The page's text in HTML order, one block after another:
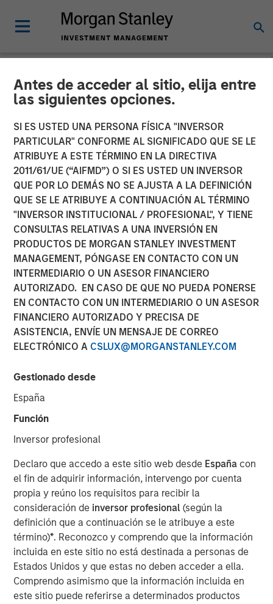
Antes de acceder al sitio, elija entre
las siguientes opciones.
SI ES USTED UNA PERSONA FÍSICA "INVERSOR
PARTICULAR" CONFORME AL SIGNIFICADO QUE SE LE
ATRIBUYE A ESTE TÉRMINO EN LA DIRECTIVA
2011/61/UE (“AIFMD”) O SI ES USTED UN INVERSOR
QUE POR LO DEMÁS NO SE AJUSTA A LA DEFINICIÓN
QUE SE LE ATRIBUYE A CONTINUACIÓN AL TÉRMINO
"INVERSOR INSTITUCIONAL / PROFESIONAL", Y TIENE
CONSULTAS RELATIVAS A UNA INVERSIÓN EN
PRODUCTOS DE MORGAN STANLEY INVESTMENT
MANAGEMENT, PÓNGASE EN CONTACTO CON UN
INTERMEDIARIO O UN ASESOR FINANCIERO
AUTORIZADO. EN CASO DE QUE NO PUEDA PONERSE
EN CONTACTO CON UN INTERMEDIARIO O UN ASESOR
FINANCIERO AUTORIZADO Y PRECISA DE
ASISTENCIA, ENVÍE UN MENSAJE DE CORREO
ELECTRÓNICO A CSLUX@MORGANSTANLEY.COM
Gestionado desde
España
Función
Inversor profesional
Declaro que accedo a este sitio web desde España con
el fin de adquirir información, intervengo por cuenta
propia y reúno los requisitos para recibir la
consideración de inversor profesional(según la
definición que a continuación se le atribuye a este
término)*. Reconozco y comprendo que la información
incluida en este sitio no está destinada a personas de
Estados Unidos y que estas no deben acceder a ella.
Comprendo asimismo que la información incluida en
este sitio puede referirse a determinados productos
CARON'S CORNER INSIGHTS
Adapting to a Structurally
Higher Nominal World
01 JUNIO 2026
Jim Caron
Chief Investment Officer,
Portfolio Solutions Group
00:00
transitioning from a macro-driven rally to an
earnings-and-cash-flow market. That favors the US
and Japan.
Higher yields are not automatically
bearish if they’re being driven by nominal growth
and resilient earnings rather than financial stress.
On portfolio positioning:We’re overweight US
equities, overweight Japan, more cautious on
Europe, and in fixed income we still prefer carry
over duration.
Risk appetite:This is not a recession market. This is
a late-cycle nominal growth market.